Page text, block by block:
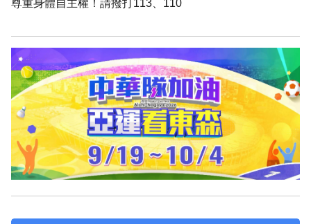
尊重身體自主權！請撥打113、110